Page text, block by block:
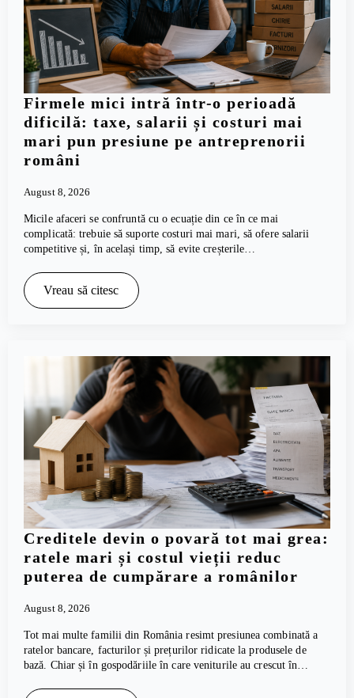
Firmele mici intră într-o perioadă
dificilă: taxe, salarii și costuri mai
mari pun presiune pe antreprenorii
români
August 8, 2026
Micile afaceri se confruntă cu o ecuație din ce în ce mai
complicată: trebuie să suporte costuri mai mari, să ofere salarii
competitive și, în același timp, să evite creșterile…
Vreau să citesc
Creditele devin o povară tot mai grea:
ratele mari și costul vieții reduc
puterea de cumpărare a românilor
August 8, 2026
Tot mai multe familii din România resimt presiunea combinată a
ratelor bancare, facturilor și prețurilor ridicate la produsele de
bază. Chiar și în gospodăriile în care veniturile au crescut în…